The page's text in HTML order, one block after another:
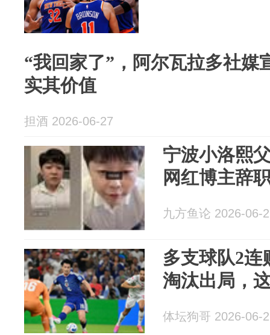
“我回家了”，阿尔瓦拉多社媒
实其价值
担酒 2026-06-27
宁波小洛熙
网红博主辞
九方鱼论 2026-06-
多支球队2连
淘汰出局，
体坛狗哥 2026-06-